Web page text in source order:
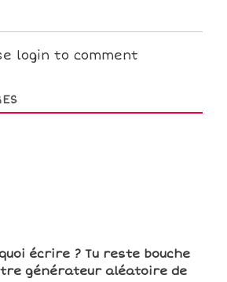
login to comment
écrire ? Tu reste bouche
générateur aléatoire de